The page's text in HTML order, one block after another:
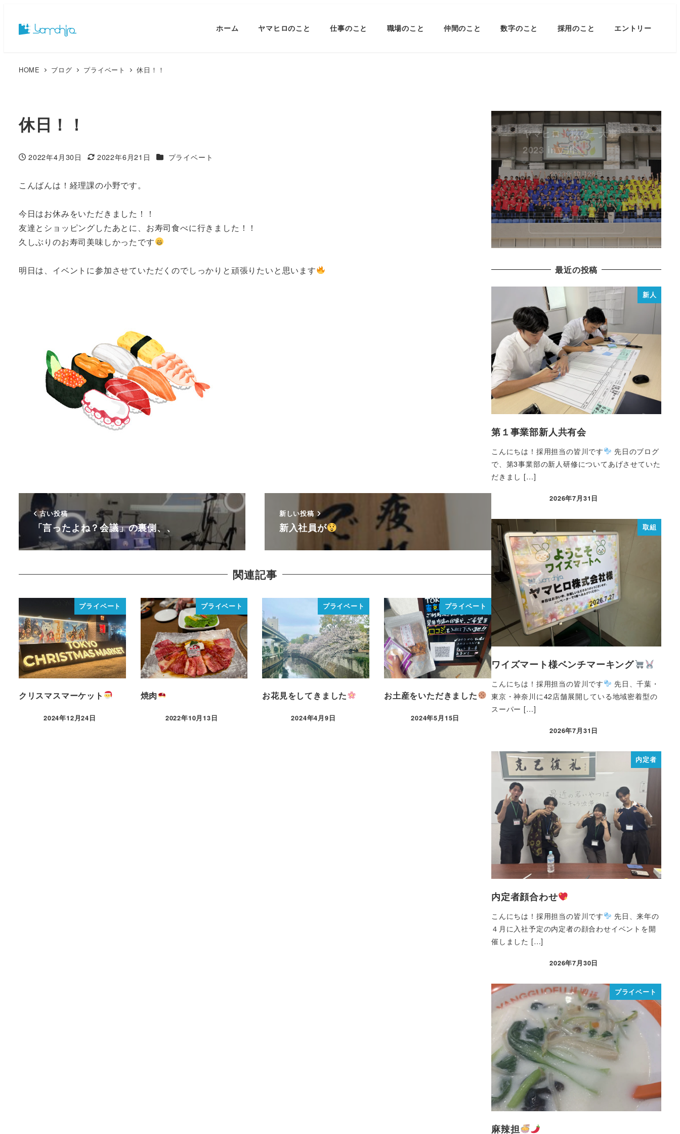
ホーム ヤマヒロのこと 仕事のこと 職場のこと 仲間のこと 数字のこと 採用のこと エントリー
HOME ブログ プライベート 休日！！
休日！！
投稿日
2022年4月30日
更新日
2022年6月21日 カテゴリー
プライベート
こんばんは！経理課の小野です。
今日はお休みをいただきました！！
友達とショッピングしたあとに、お寿司食べに行きました！！
久しぶりのお寿司美味しかったです
明日は、イベントに参加させていただくのでしっかりと頑張りたいと思います
古い投稿
「言ったよね？会議」の裏側、、
新しい投稿
新入社員が
関連記事
プライベート
クリスマスマーケット
2024年12月24日
プライベート
焼肉
2022年10月13日
プライベート
お花見をしてきました
2024年4月9日
プライベート
お土産をいただきました
2024年5月15日
ヤマヒロ！秋の一大事
2023 in立川
2023年10月28日
READ MORE
最近の投稿
新人
第１事業部新人共有会
こんにちは！採用担当の皆川です
先日のブログ
で、第3事業部の新人研修についてあげさせていた
だきまし […]
2026年7月31日
取組
ワイズマート様ベンチマーキング
こんにちは！採用担当の皆川です
先日、千葉・
東京・神奈川に42店舗展開している地域密着型の
スーパー […]
2026年7月31日
内定者
内定者顔合わせ
こんにちは！採用担当の皆川です
先日、来年の
４月に入社予定の内定者の顔合わせイベントを開
催しました […]
2026年7月30日
プライベート
麻辣担